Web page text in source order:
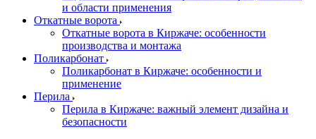
и области применения
Откатные ворота
Откатные ворота в Киржаче: особенности
производства и монтажа
Поликарбонат
Поликарбонат в Киржаче: особенности и
применение
Перила
Перила в Киржаче: важный элемент дизайна и
безопасности